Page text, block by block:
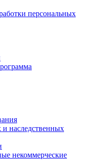
персональных
и наследственных
некоммерческие